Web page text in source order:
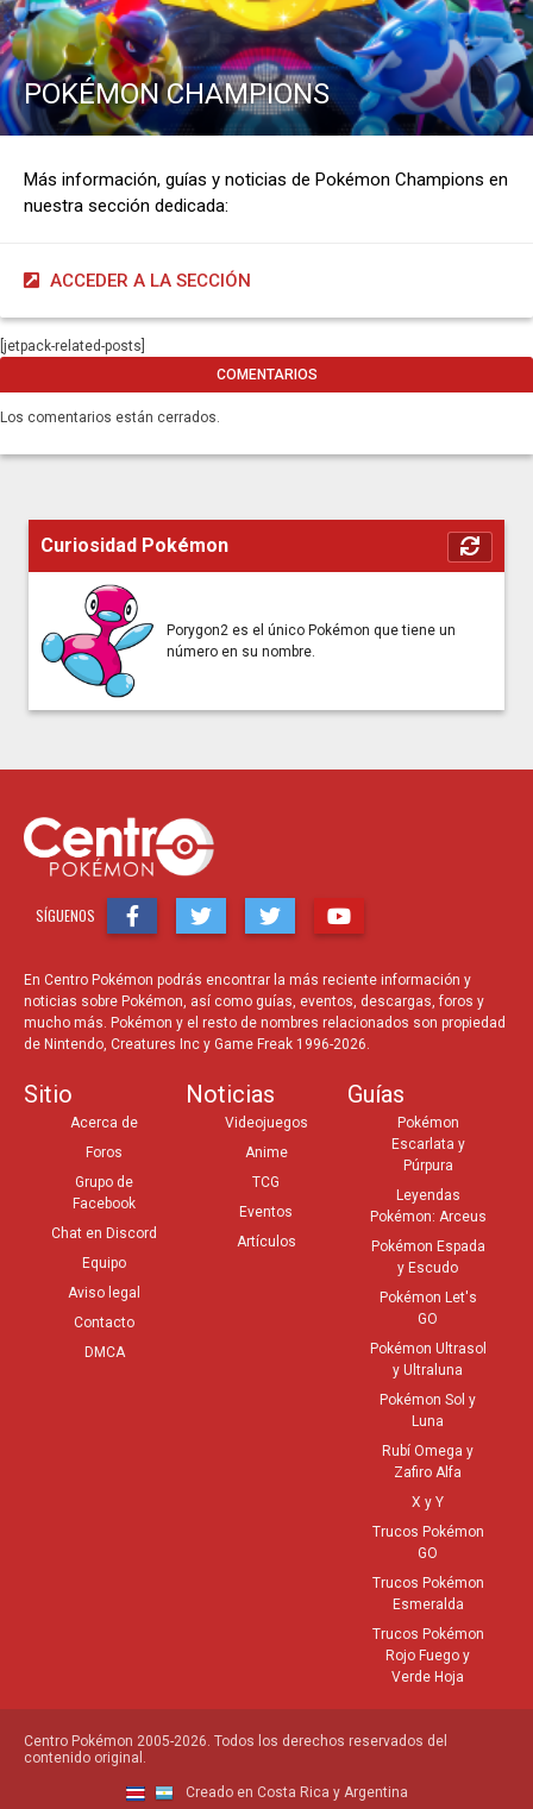
POKÉMON CHAMPIONS
Más información, guías y noticias de Pokémon Champions en
nuestra sección dedicada:
ACCEDER A LA SECCIÓN
[jetpack-related-posts]
COMENTARIOS
Los comentarios están cerrados.
Curiosidad Pokémon
Porygon2 es el único Pokémon que tiene un
número en su nombre.
SÍGUENOS
En Centro Pokémon podrás encontrar la más reciente información y
noticias sobre Pokémon, así como guías, eventos, descargas, foros y
mucho más. Pokémon y el resto de nombres relacionados son propiedad
de Nintendo, Creatures Inc y Game Freak 1996-2026.
Sitio
Acerca de
Foros
Grupo de
Facebook
Chat en Discord
Equipo
Aviso legal
Contacto
DMCA
Noticias
Videojuegos
Anime
TCG
Eventos
Artículos
Guías
Pokémon
Escarlata y
Púrpura
Leyendas
Pokémon: Arceus
Pokémon Espada
y Escudo
Pokémon Let's
GO
Pokémon Ultrasol
y Ultraluna
Pokémon Sol y
Luna
Rubí Omega y
Zafiro Alfa
X y Y
Trucos Pokémon
GO
Trucos Pokémon
Esmeralda
Trucos Pokémon
Rojo Fuego y
Verde Hoja
Centro Pokémon 2005-2026. Todos los derechos reservados del
contenido original.
Creado en Costa Rica y Argentina